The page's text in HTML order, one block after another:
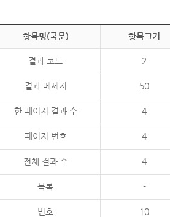
항목명(국문) 항목크기
결과 코드 2
결과 메세지 50
한 페이지 결과 수 4
페이지 번호 4
전체 결과 수 4
목록 -
번호 10